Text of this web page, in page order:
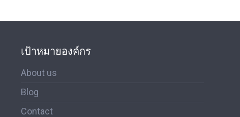
เป้าหมายองค์กร
About us
Blog
Contact